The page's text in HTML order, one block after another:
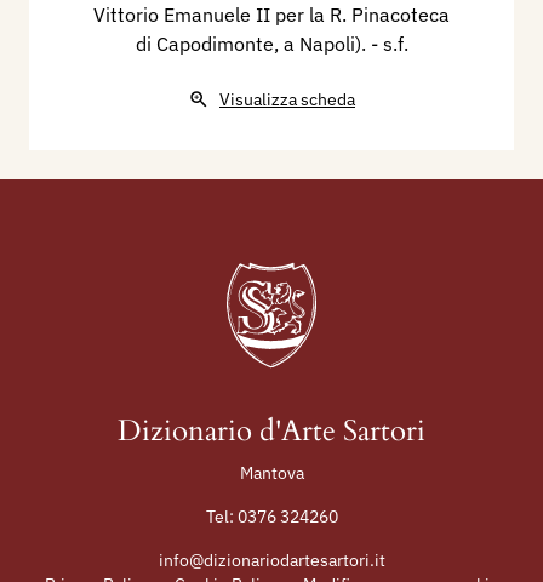
Vittorio Emanuele II per la R. Pinacoteca
di Capodimonte, a Napoli). - s.f.
Visualizza scheda
Dizionario d'Arte Sartori
Mantova
Tel: 0376 324260
info@dizionariodartesartori.it